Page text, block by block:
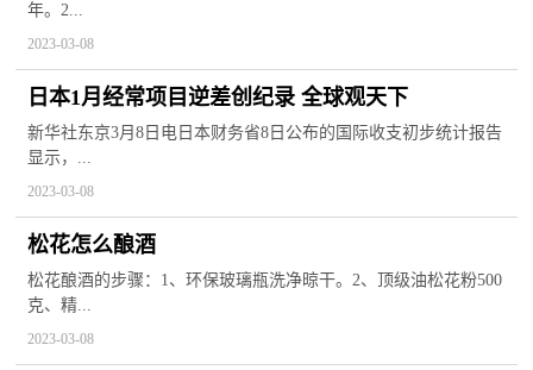
年。2...
2023-03-08
日本1月经常项目逆差创纪录 全球观天下
新华社东京3月8日电日本财务省8日公布的国际收支初步统计报告
显示，...
2023-03-08
松花怎么酿酒
松花酿酒的步骤：1、环保玻璃瓶洗净晾干。2、顶级油松花粉500
克、精...
2023-03-08